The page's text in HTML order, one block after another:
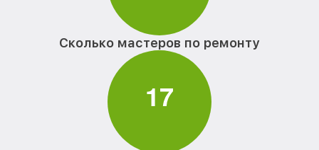
Сколько мастеров по ремонту
17